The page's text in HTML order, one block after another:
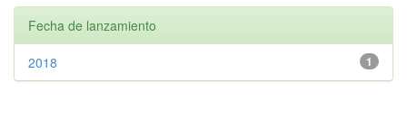
Fecha de lanzamiento
1
2018